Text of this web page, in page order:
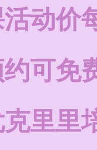
动价
可免
里里